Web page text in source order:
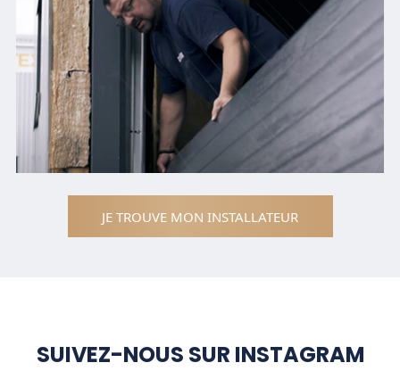
JE TROUVE MON INSTALLATEUR
SUIVEZ-NOUS SUR INSTAGRAM